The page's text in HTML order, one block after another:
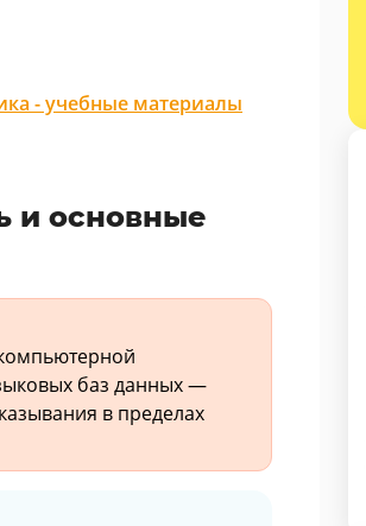
- учебные материалы
и основные
баз данных —
в пределах